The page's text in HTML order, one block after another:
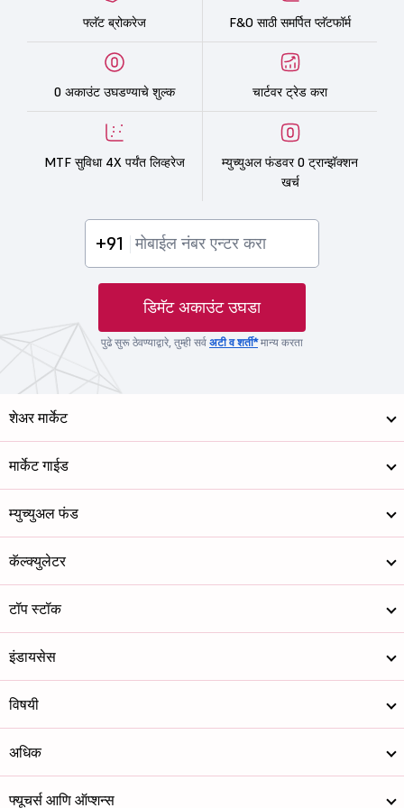
फ्लॅट ब्रोकरेज F&O साठी समर्पित प्लॅटफॉर्म
0 अकाउंट उघडण्याचे शुल्क चार्टवर ट्रेड करा
MTF सुविधा 4X पर्यंत लिव्हरेज
म्युच्युअल फंडवर 0 ट्रान्झॅक्शन
खर्च
+91
डिमॅट अकाउंट उघडा
पुढे सुरू ठेवण्याद्वारे, तुम्ही सर्व अटी व शर्ती*मान्य करता
शेअर मार्केट
मार्केट गाईड
म्युच्युअल फंड
कॅल्क्युलेटर
टॉप स्टॉक
इंडायसेस
विषयी
अधिक
फ्यूचर्स आणि ऑप्शन्स